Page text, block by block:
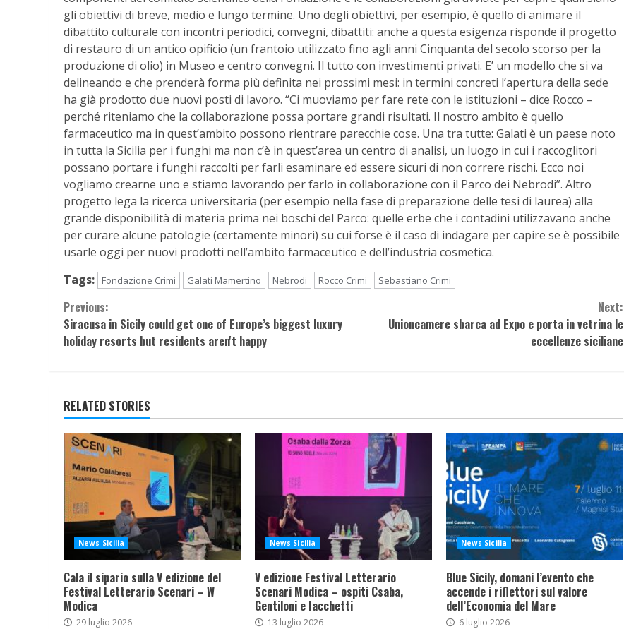
gli obiettivi di breve, medio e lungo termine. Uno degli obiettivi, per esempio, è quello di animare il
dibattito culturale con incontri periodici, convegni, dibattiti: anche a questa esigenza risponde il progetto
di restauro di un antico opificio (un frantoio utilizzato fino agli anni Cinquanta del secolo scorso per la
produzione di olio) in Museo e centro convegni. Il tutto con investimenti privati. E’ un modello che si va
delineando e che prenderà forma più definita nei prossimi mesi: in termini concreti l’apertura della sede
ha già prodotto due nuovi posti di lavoro. “Ci muoviamo per fare rete con le istituzioni – dice Rocco –
perché riteniamo che la collaborazione possa portare grandi risultati. Il nostro ambito è quello
farmaceutico ma in quest’ambito possono rientrare parecchie cose. Una tra tutte: Galati è un paese noto
in tutta la Sicilia per i funghi ma non c’è in quest’area un centro di analisi, un luogo in cui i raccoglitori
possano portare i funghi raccolti per farli esaminare ed essere sicuri di non correre rischi. Ecco noi
vogliamo crearne uno e stiamo lavorando per farlo in collaborazione con il Parco dei Nebrodi”. Altro
progetto lega la ricerca universitaria (per esempio nella fase di preparazione delle tesi di laurea) alla
grande disponibilità di materia prima nei boschi del Parco: quelle erbe che i contadini utilizzavano anche
per curare alcune patologie (certamente minori) su cui forse è il caso di indagare per capire se è possibile
usarle oggi per nuovi prodotti nell’ambito farmaceutico e dell’industria cosmetica.
Tags:
Fondazione Crimi Galati Mamertino Nebrodi Rocco Crimi Sebastiano Crimi
Continue
Reading
Previous:
Siracusa in Sicily could get one of Europe’s biggest luxury
holiday resorts but residents aren't happy
Next:
Unioncamere sbarca ad Expo e porta in vetrina le
eccellenze siciliane
RELATED STORIES
News Sicilia
Cala il sipario sulla V edizione del
Festival Letterario Scenari – W
Modica
29 luglio 2026
News Sicilia
V edizione Festival Letterario
Scenari Modica – ospiti Csaba,
Gentiloni e Iacchetti
13 luglio 2026
News Sicilia
Blue Sicily, domani l’evento che
accende i riflettori sul valore
dell’Economia del Mare
6 luglio 2026